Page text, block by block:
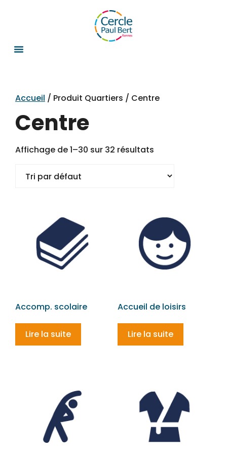
Accueil / Produit Quartiers / Centre
Centre
Affichage de 1–30 sur 32 résultats
Accomp. scolaire
Lire la suite
Accueil de loisirs
Lire la suite